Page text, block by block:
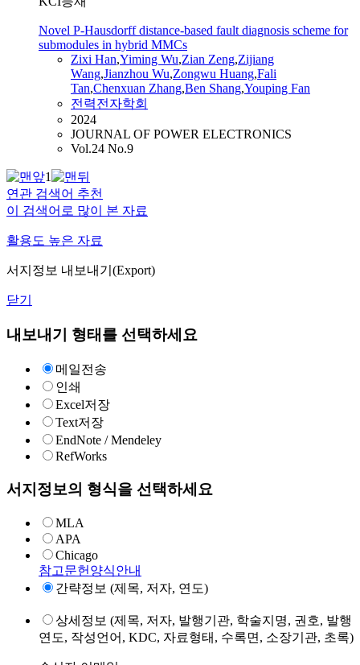
Novel P‑Hausdorff distance‑based fault diagnosis scheme for
submodules in hybrid MMCs
Zixi Han,Yiming Wu,Zian Zeng,Zijiang
Wang,Jianzhou Wu,Zongwu Huang,Fali
Tan,Chenxuan Zhang,Ben Shang,Youping Fan
전력전자학회
2024
JOURNAL OF POWER ELECTRONICS
Vol.24 No.9
1
연관 검색어 추천
이 검색어로 많이 본 자료
활용도 높은 자료
서지정보 내보내기(Export)
닫기
내보내기 형태를 선택하세요
메일전송
인쇄
Excel저장
Text저장
EndNote / Mendeley
RefWorks
서지정보의 형식을 선택하세요
MLA
APA
Chicago
참고문헌양식안내
간략정보 (제목, 저자, 연도)
상세정보 (제목, 저자, 발행기관, 학술지명, 권호, 발행
연도, 작성언어, KDC, 자료형태, 수록면, 소장기관, 초록)